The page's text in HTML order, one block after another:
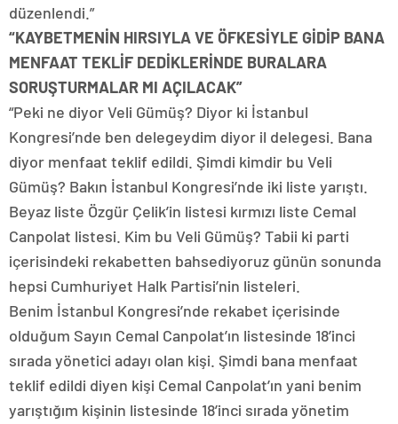
düzenlendi.”
“KAYBETMENİN HIRSIYLA VE ÖFKESİYLE GİDİP BANA
MENFAAT TEKLİF DEDİKLERİNDE BURALARA
SORUŞTURMALAR MI AÇILACAK”
“Peki ne diyor Veli Gümüş? Diyor ki İstanbul
Kongresi’nde ben delegeydim diyor il delegesi. Bana
diyor menfaat teklif edildi. Şimdi kimdir bu Veli
Gümüş? Bakın İstanbul Kongresi’nde iki liste yarıştı.
Beyaz liste Özgür Çelik’in listesi kırmızı liste Cemal
Canpolat listesi. Kim bu Veli Gümüş? Tabii ki parti
içerisindeki rekabetten bahsediyoruz günün sonunda
hepsi Cumhuriyet Halk Partisi’nin listeleri.
Benim İstanbul Kongresi’nde rekabet içerisinde
olduğum Sayın Cemal Canpolat’ın listesinde 18’inci
sırada yönetici adayı olan kişi. Şimdi bana menfaat
teklif edildi diyen kişi Cemal Canpolat’ın yani benim
yarıştığım kişinin listesinde 18’inci sırada yönetim